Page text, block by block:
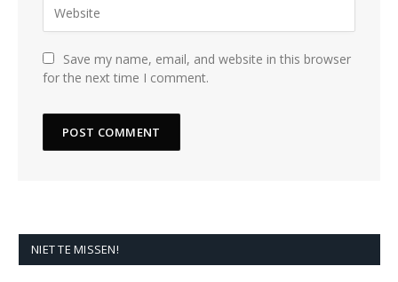
Save my name, email, and website in this browser
for the next time I comment.
NIET TE MISSEN!